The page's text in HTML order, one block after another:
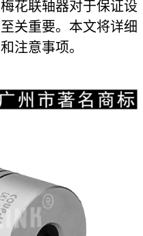
花联轴器对于保证设
关重要。本文将详细
注意事项。